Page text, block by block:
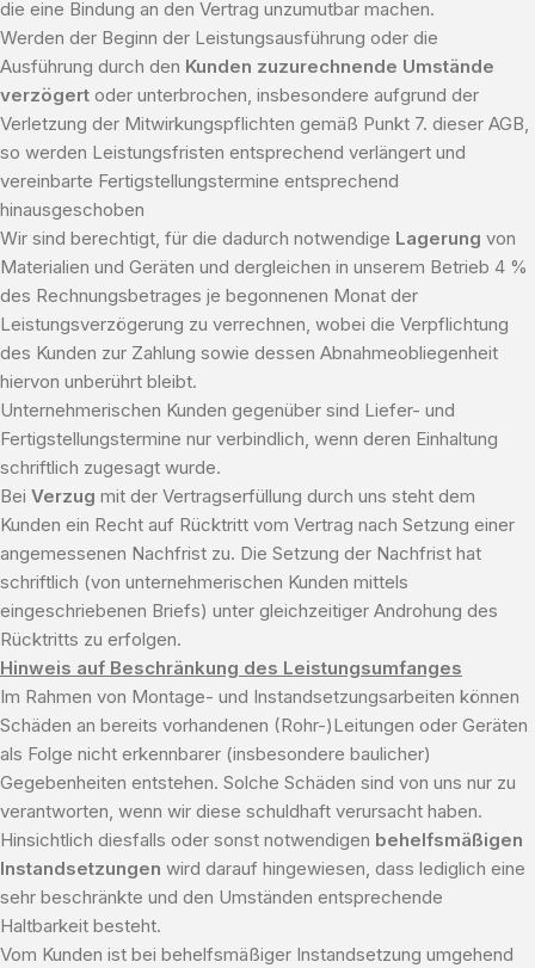
die eine Bindung an den Vertrag unzumutbar machen.
Werden der Beginn der Leistungsausführung oder die
Ausführung durch den Kunden zuzurechnende Umstände
verzögert oder unterbrochen, insbesondere aufgrund der
Verletzung der Mitwirkungspflichten gemäß Punkt 7. dieser AGB,
so werden Leistungsfristen entsprechend verlängert und
vereinbarte Fertigstellungstermine entsprechend
hinausgeschoben
Wir sind berechtigt, für die dadurch notwendige Lagerung von
Materialien und Geräten und dergleichen in unserem Betrieb 4 %
des Rechnungsbetrages je begonnenen Monat der
Leistungsverzögerung zu verrechnen, wobei die Verpflichtung
des Kunden zur Zahlung sowie dessen Abnahmeobliegenheit
hiervon unberührt bleibt.
Unternehmerischen Kunden gegenüber sind Liefer- und
Fertigstellungstermine nur verbindlich, wenn deren Einhaltung
schriftlich zugesagt wurde.
Bei Verzug mit der Vertragserfüllung durch uns steht dem
Kunden ein Recht auf Rücktritt vom Vertrag nach Setzung einer
angemessenen Nachfrist zu. Die Setzung der Nachfrist hat
schriftlich (von unternehmerischen Kunden mittels
eingeschriebenen Briefs) unter gleichzeitiger Androhung des
Rücktritts zu erfolgen.
Hinweis auf Beschränkung des Leistungsumfanges
Im Rahmen von Montage- und Instandsetzungsarbeiten können
Schäden an bereits vorhandenen (Rohr-)Leitungen oder Geräten
als Folge nicht erkennbarer (insbesondere baulicher)
Gegebenheiten entstehen. Solche Schäden sind von uns nur zu
verantworten, wenn wir diese schuldhaft verursacht haben.
Hinsichtlich diesfalls oder sonst notwendigen behelfsmäßigen
Instandsetzungen wird darauf hingewiesen, dass lediglich eine
sehr beschränkte und den Umständen entsprechende
Haltbarkeit besteht.
Vom Kunden ist bei behelfsmäßiger Instandsetzung umgehend